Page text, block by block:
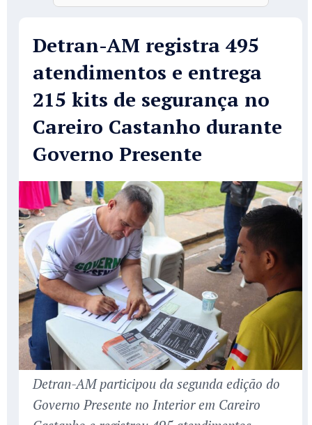
Detran-AM registra 495
atendimentos e entrega
215 kits de segurança no
Careiro Castanho durante
Governo Presente
Detran-AM participou da segunda edição do
Governo Presente no Interior em Careiro